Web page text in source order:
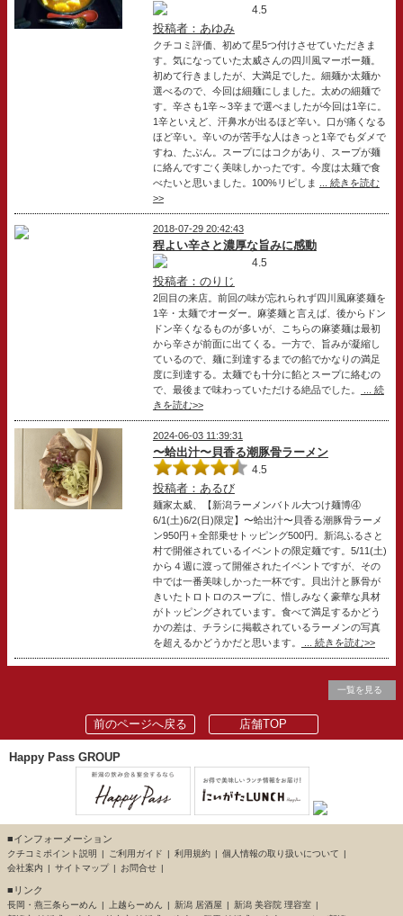
4.5
投稿者：あゆみ
クチコミ評価、初めて星5つ付けさせていただきま
す。気になっていた太威さんの四川風マーボー麺。
初めて行きましたが、大満足でした。細麺か太麺か
選べるので、今回は細麺にしました。太めの細麺で
す。辛さも1辛～3辛まで選べましたが今回は1辛に。
1辛といえど、汗鼻水が出るほど辛い。口が痛くなる
ほど辛い。辛いのが苦手な人はきっと1辛でもダメで
すね、たぶん。スープにはコクがあり、スープが麺
に絡んですごく美味しかったです。今度は太麺で食
べたいと思いました。100%リピしま
... 続きを読む
>>
2018-07-29 20:42:43
程よい辛さと濃厚な旨みに感動
4.5
投稿者：のりじ
2回目の来店。前回の味が忘れられず四川風麻婆麺を
1辛・太麺でオーダー。麻婆麺と言えば、後からドン
ドン辛くなるものが多いが、こちらの麻婆麺は最初
から辛さが前面に出てくる。一方で、旨みが凝縮し
ているので、麺に到達するまでの餡でかなりの満足
度に到達する。太麺でも十分に餡とスープに絡むの
で、最後まで味わっていただける絶品でした。
... 続
きを読む>>
2024-06-03 11:39:31
〜蛤出汁〜貝香る潮豚骨ラーメン
4.5
投稿者：あるび
麺家太威、【新潟ラーメンバトル大つけ麺博④
6/1(土)6/2(日)限定】〜蛤出汁〜貝香る潮豚骨ラーメ
ン950円＋全部乗せトッピング500円。新潟ふるさと
村で開催されているイベントの限定麺です。5/11(土)
から４週に渡って開催されたイベントですが、その
中では一番美味しかった一杯です。貝出汁と豚骨が
きいたトロトロのスープに、惜しみなく豪華な具材
がトッピングされています。食べて満足するかどう
かの差は、チラシに掲載されているラーメンの写真
を超えるかどうかだと思います。
... 続きを読む>>
一覧を見る
前のページへ戻る 店舗TOP
Happy Pass GROUP
■インフォーメーション
クチコミポイント説明 ご利用ガイド 利用規約
個人情報の取り扱いについて
会社案内
サイトマップ お問合せ
■リンク
長岡・燕三条らーめん 上越らーめん 新潟 居酒屋
新潟 美容院 理容室